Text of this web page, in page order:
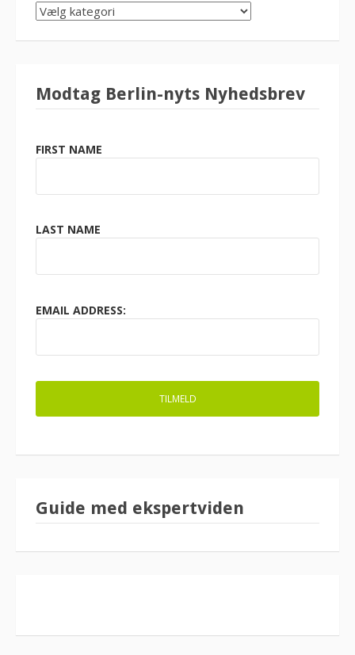
SØG
KATEGORI
Modtag Berlin-nyts Nyhedsbrev
FIRST NAME
LAST NAME
EMAIL ADDRESS:
Guide med ekspertviden